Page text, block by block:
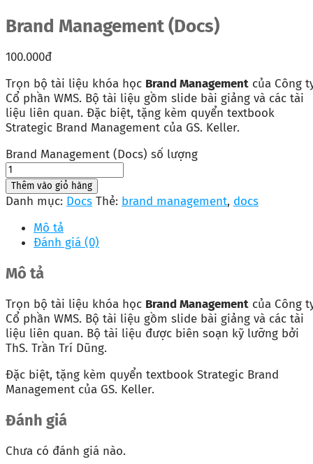
Brand Management (Docs)
100.000đ
Trọn bộ tài liệu khóa học Brand Management của Công
Cổ phần WMS. Bộ tài liệu gồm slide bài giảng và các tài
liệu liên quan. Đặc biệt, tặng kèm quyển textbook
Strategic Brand Management của GS. Keller.
Brand Management (Docs) số lượng
Thêm vào giỏ hàng
Danh mục: Docs Thẻ: brand management, docs
Mô tả
Đánh giá (0)
Mô tả
Trọn bộ tài liệu khóa học Brand Management của Công
Cổ phần WMS. Bộ tài liệu gồm slide bài giảng và các tài
liệu liên quan. Bộ tài liệu được biên soạn kỹ lưỡng bởi
ThS. Trần Trí Dũng.
Đặc biệt, tặng kèm quyển textbook Strategic Brand
Management của GS. Keller.
Đánh giá
Chưa có đánh giá nào.